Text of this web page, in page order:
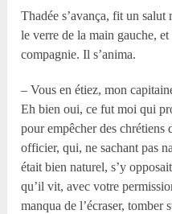
Thadée s’avança, fit un salut
le verre de la main gauche,
compagnie. Il s’anima.
– Vous en étiez, mon
Eh bien oui, ce fut moi qui
pour empêcher des chrétiens
officier, qui, ne sachant pas
était bien naturel, s’y
qu’il vit, avec votre
manqua de l’écraser, tomber